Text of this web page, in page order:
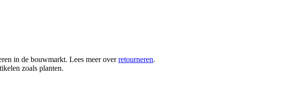
in de bouwmarkt. Lees meer overretourneren.
zoals planten.